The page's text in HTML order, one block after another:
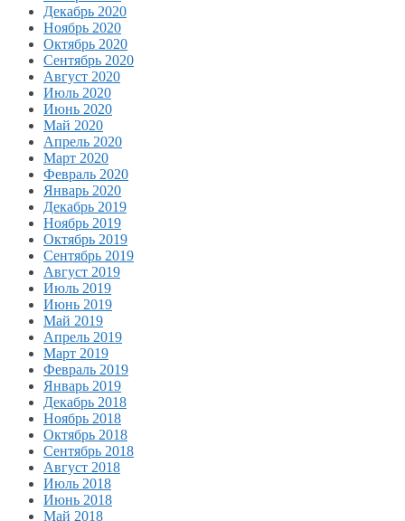
Декабрь 2020
Ноябрь 2020
Октябрь 2020
Сентябрь 2020
Август 2020
Июль 2020
Июнь 2020
Май 2020
Апрель 2020
Март 2020
Февраль 2020
Январь 2020
Декабрь 2019
Ноябрь 2019
Октябрь 2019
Сентябрь 2019
Август 2019
Июль 2019
Июнь 2019
Май 2019
Апрель 2019
Март 2019
Февраль 2019
Январь 2019
Декабрь 2018
Ноябрь 2018
Октябрь 2018
Сентябрь 2018
Август 2018
Июль 2018
Июнь 2018
Май 2018